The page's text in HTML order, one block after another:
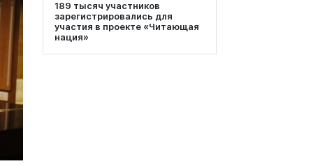
189 тысяч участников
зарегистрировались для
участия в проекте «Читающая
нация»